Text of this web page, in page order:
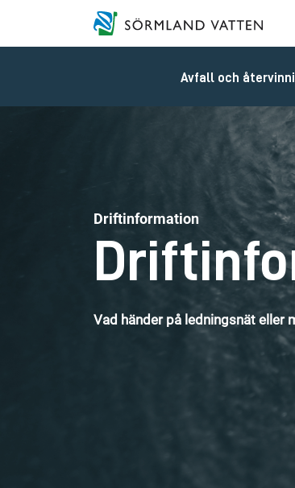
Avfall och
Driftinformation
Vad händer på ledningsnät eller